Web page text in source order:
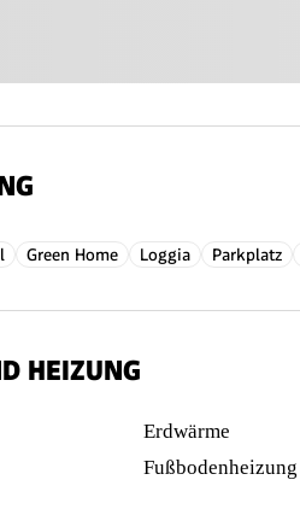
Green Home Loggia Parkplatz
HEIZUNG
Erdwärme
Fußbodenheizung